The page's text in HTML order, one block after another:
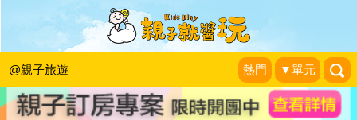
@親子旅遊 熱門 ▼單元
搜尋目前位置》
話題： 親子活動＆展覽 親子餐廳 特色國小 親子露營地